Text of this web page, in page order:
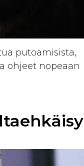
putoamisista,
ohjeet nopeaan